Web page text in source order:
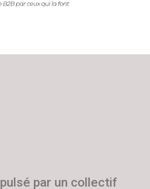
par un collectif